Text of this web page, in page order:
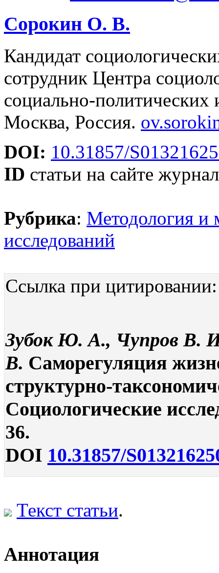
Сорокин О. В.
Кандидат
сотрудник Центра
социально-
Москва, Россия.
DOI: 10.31857/
ID статьи на сайте
Рубрика: Методология и
исследований
Ссылка при цитировании:
Зубок Ю. А., Чупров В.
В. Саморегуляция
структурно-
Социологические
36.
DOI 10.31857/
Текст статьи.
Аннотация